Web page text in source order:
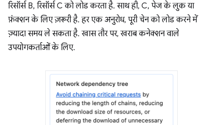
रिसॉर्स B, रिसॉर्स C को लोड करता है. साथ ही, C, पेज के लुक या
फ़ंक्शन के लिए ज़रूरी है. हर एक अनुरोध, पूरी चेन को लोड करने में
ज़्यादा समय ले सकता है. खास तौर पर, खराब कनेक्शन वाले
उपयोगकर्ताओं के लिए.